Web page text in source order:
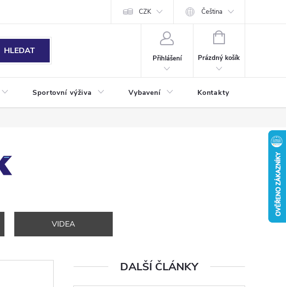
CZK Čeština
HLEDAT
Přihlášení
NÁKUPNÍ
Prázdný košík
Sportovní výživa Vybavení Kontakty
VIDEA
DALŠÍ ČLÁNKY